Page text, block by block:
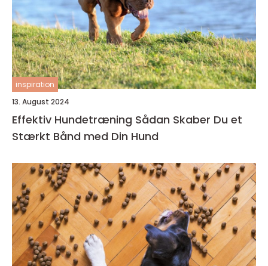
inspiration
13. August 2024
Effektiv Hundetræning Sådan Skaber Du et
Stærkt Bånd med Din Hund